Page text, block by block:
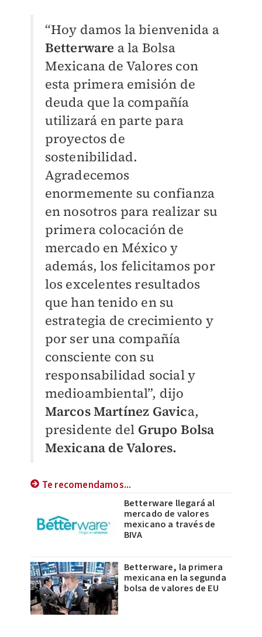
“Hoy damos la bienvenida a
Betterware a la Bolsa
Mexicana de Valores con
esta primera emisión de
deuda que la compañía
utilizará en parte para
proyectos de
sostenibilidad.
Agradecemos
enormemente su confianza
en nosotros para realizar su
primera colocación de
mercado en México y
además, los felicitamos por
los excelentes resultados
que han tenido en su
estrategia de crecimiento y
por ser una compañía
consciente con su
responsabilidad social y
medioambiental”, dijo
Marcos Martínez Gavica,
presidente del Grupo Bolsa
Mexicana de Valores.
Te recomendamos...
Betterware llegará al
mercado de valores
mexicano a través de
BIVA
Betterware, la primera
mexicana en la segunda
bolsa de valores de EU